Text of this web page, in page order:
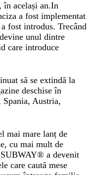
în același an.In
a fost implementat
fost introdus. Trecând
unul dintre
care introduce
să se extindă la
deschise în
Austria,
mai mare lanț de
cu mai mult de
a devenit
care caută mese